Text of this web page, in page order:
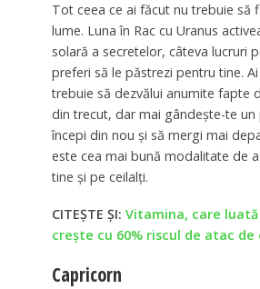
Tot ceea ce ai făcut nu trebuie să
lume. Luna în Rac cu Uranus
solară a secretelor, câteva lucruri
preferi să le păstrezi pentru tine.
trebuie să dezvălui anumite fapte
din trecut, dar mai gândește-te un
începi din nou și să mergi mai
este cea mai bună modalitate de
tine și pe ceilalți.
CITEȘTE ȘI: Vitamina, care luată
crește cu 60% riscul de atac de
Capricorn